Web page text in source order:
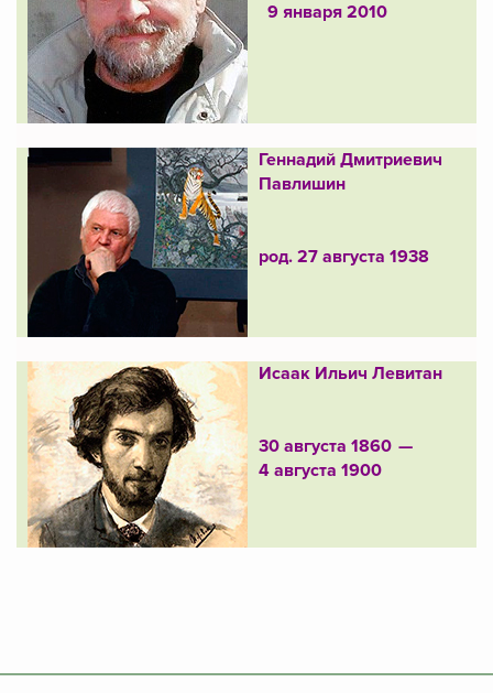
9 января 2010
Геннадий Дмитриевич
Павлишин
род. 27 августа 1938
Исаак Ильич Левитан
30 августа 1860 —
4 августа 1900